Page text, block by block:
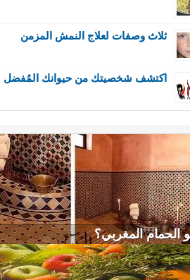
ثلاث وصفات لعلاج النمش المزمن
اكتشف شخصيتك من حيوانك المُفضل
الحمام المغربي؟